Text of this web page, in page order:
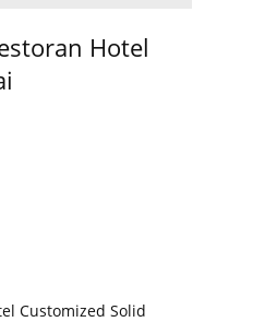
Hotel
Customized Solid